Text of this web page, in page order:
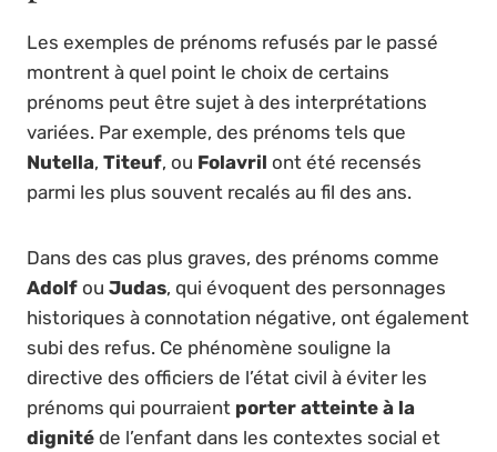
Les exemples de prénoms refusés par le passé
montrent à quel point le choix de certains
prénoms peut être sujet à des interprétations
variées. Par exemple, des prénoms tels que
Nutella, Titeuf, ou Folavril ont été recensés
parmi les plus souvent recalés au fil des ans.
Dans des cas plus graves, des prénoms comme
Adolf ou Judas, qui évoquent des personnages
historiques à connotation négative, ont également
subi des refus. Ce phénomène souligne la
directive des officiers de l’état civil à éviter les
prénoms qui pourraient porter atteinte à la
dignité de l’enfant dans les contextes social et